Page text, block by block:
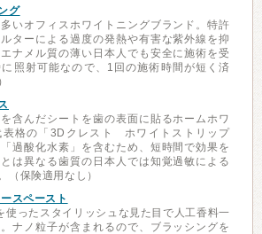
グ
いオフィスホワイトニングブランド。特許
ターによる過度の発熱や有害な紫外線を抑
ナメル質の薄い日本人でも安全に施術を受
照射可能なので、1回の施術時間が短く済
含んだシートを歯の表面に貼るホームホワ
表格の「3Dクレスト ホワイトストリップ
過酸化水素」を含むため、短時間で効果を
は異なる歯質の日本人では知覚過敏による
（保険適用なし）
スペースト
使ったスタイリッシュな見た目で人工香料一
ナノ粒子が含まれるので、ブラッシングを